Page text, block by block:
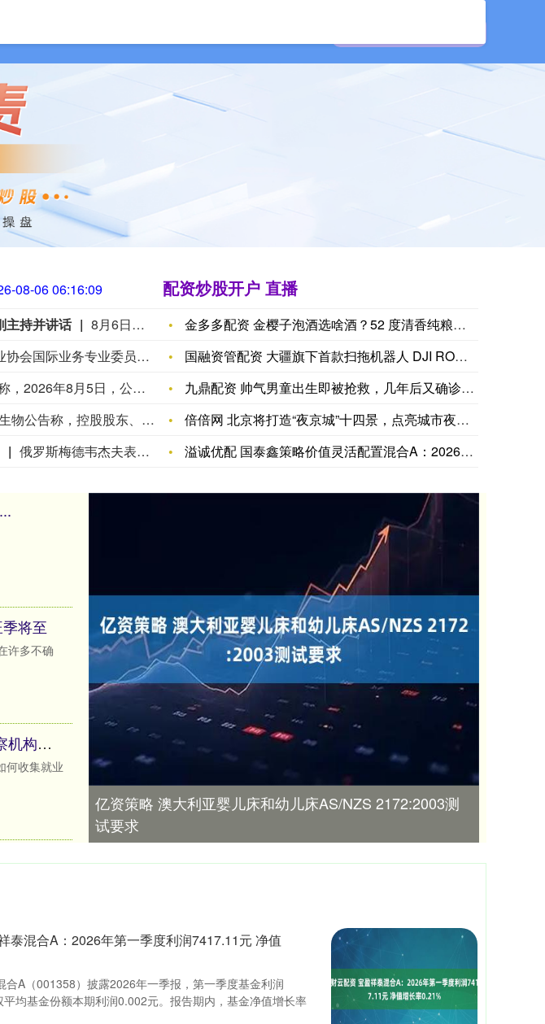
08-06 06:16:11
主持并讲话
8月6日，自治区党委在南宁召开2026年度发展壮大智能经济专题协商座谈会，深入学习贯彻习近平总书记关于人工智能发展的重要论述和在2026世界人工智能大会暨人工智能全球治理高级别会议开幕式上的重要讲话精神，贯彻落实习近平总书记关于广西工作论述的重要要求，听取各民主党派、工商联、无党派人士代表对发展壮大智能经济的意见和建议，凝心聚力推动全区经济社会高质量发展。自治区党委书记陈刚主持会议并讲话。 陈刚指出，看清大势才能找准方向，从全球大势看，人工智能不是未来学，正在重塑世界经济和全球竞争格局；从区域格局看，广西“换道超车”从原来不可能变成了有可能；从未来发展看，人工智能不是一个传统领域的比赛，而是一个面向未来的比赛。人工智能时代，广西不能缺席、不能落后，正抢抓国家实施人工智能能力建设普惠计划、高质量共建“一带一路”等重大机遇，坚持站位大局、因地制宜、错位发展，发挥区位、产业、人文、市场、潜力等比较优势，突出策略、集成、应用、开放、安全，坚持有所为、有所不为，协力构建“北上广研发+广西集成+东盟应用”差异化发展路径，加快推进中国—东盟国家人工智能应用合作中心建设，着力打造面向东盟的人工智能合作高地，推动人工智能赋能千行百业，取得积极进展。（广西发布）
中国证券业协会国际业务专业委员会主任委员（扩大）会议8月3日在北京召开。会议围绕加快建设中国特色一流投资银行和投资机构的目标要求，通报了上半年委员会推动“数据跨境”“资金跨境”等重点工作的阶段性进展；集中研讨了下半年系列重点研究方向，包括国际大型全能投行发展路径和模式借鉴、国际精品特色投行和特色服务商发展、海外投资银行国际化战略与管理模式、海外证券公司功能性发挥、国际证券经营机构监管体系、证券公司利用自贸区试点实现高质量发展等主题。下一步，委员会将在监管部门的支持和指导下，以“十五五”规划纲要精神为引领，持续深入贯彻落实“推动加快建设中国特色一流投资银行与投资机构”的相关工作部署，形成高质量行业研究成果与政策建议，实现从“找出问题”到“解决问题”的转化，切实为行业解难题、办实事，推动证券行业国际化发展迈上新台阶。
招商轮船公告称，2026年8月5日，公司通过下属全资子公司海宏香港行使买方选择权，向大连造船订造1艘DPST（动力定位穿梭油轮）（Suezmax级）。2艘船舶价格总额合计约17.90亿元，买方将根据造船进度分批支付进度款，交船期为2028年。本次交易不构成关联交易和重大资产重组，未达股东会审议标准，境外投资事项尚需国家相关部门备案。船舶交付营运后，将增厚公司稳定盈利来源。
万孚生物公告称，控股股东、实际控制人、董事长王继华于2026年8月4日至8日6日增持公司股份。增持前，王继华持有4959.47万股，占总股本10.59%；王继华及其一致行动人合计持有1.47亿股，占总股本31.5%。本次增持115.6万股，占总股本0.2470%，累计增持2004.41万元。增持后，王继华持股比例升至10.84%，其与一致行动人合计持股比例升至31.74%。本次增持属免于发出要约情形，公司已履行现阶段信息披露义务。
俄罗斯梅德韦杰夫表示：日本是美国的附庸，终有一日，它将沦为浪人。
配资炒股开户 直播
金多多配资 金樱子泡酒选啥酒？52 度清香纯粮酒，泡出养生佳
国融资管配资 大疆旗下首款扫拖机器人 DJI ROMO 官方
九鼎配资 帅气男童出生即被抢救，几年后又确诊癌症，父母直言抗
倍倍网 北京将打造“夜京城”十四景，点亮城市夜景名片
溢诚优配 国泰鑫策略价值灵活配置混合A：2026年第一季度利
将至
许多不确
创高网配资 美经济数据报告遭信任危机 劳工部监察机构宣布介入调查
何收集就业
亿资策略 澳大利亚婴儿床和幼儿床AS/NZS 2172:2003测
试要求
泰混合A：2026年第一季度利润7417.11元 净值
合A（001358）披露2026年一季报，第一季度基金利润
均基金份额本期利润0.002元。报告期内，基金净值增长率